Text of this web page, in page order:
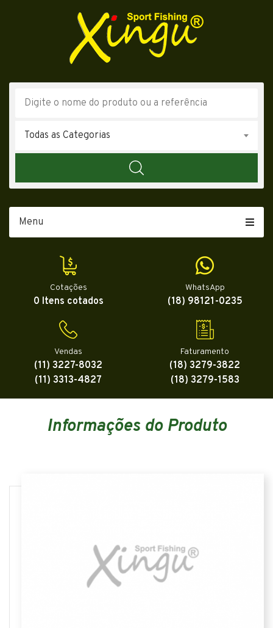
Todas as Categorias
Menu
Cotações
0 Itens cotados
WhatsApp
(18) 98121-0235
Vendas
(11) 3227-8032
(11) 3313-4827
Faturamento
(18) 3279-3822
(18) 3279-1583
Informações do Produto